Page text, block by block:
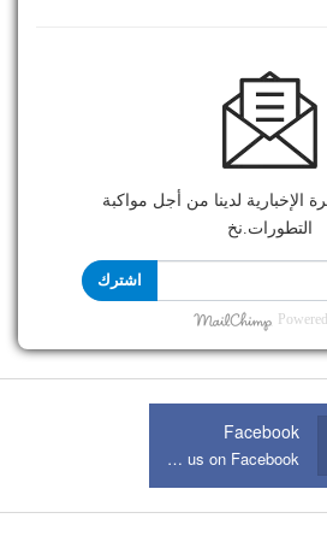
الإخبارية لدينا من أجل مواكبة
التطورات.نخ
اشترك
Facebook
Join us on Facebook